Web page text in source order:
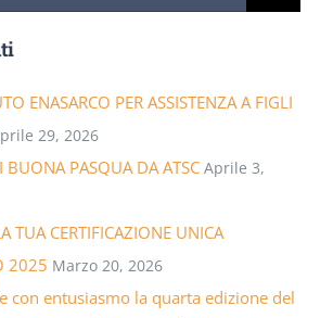
ENASARCO PER ASSISTENZA A FIGLI
29, 2026
BUONA PASQUA DA ATSC Aprile 3,
TUA CERTIFICAZIONE UNICA
2025 Marzo 20, 2026
con entusiasmo la quarta edizione del